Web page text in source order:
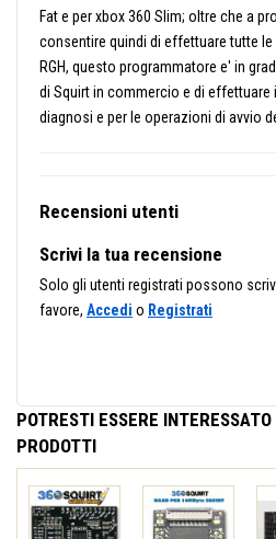
Fat e per xbox 360 Slim; oltre che a
consentire quindi di effettuare tutte
RGH, questo programmatore e' in
di Squirt in commercio e di
diagnosi e per le operazioni di avvio
Recensioni utenti
Scrivi la tua recensione
Solo gli utenti registrati possono
favore, Accedi o Registrati
POTRESTI ESSERE
PRODOTTI